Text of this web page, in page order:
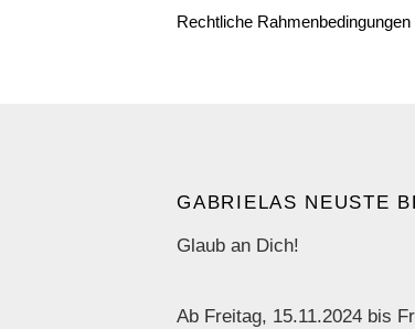
Rechtliche Rahmenbedingungen
GABRIELAS NEUSTE
Glaub an Dich!
Ab Freitag, 15.11.2024 bis